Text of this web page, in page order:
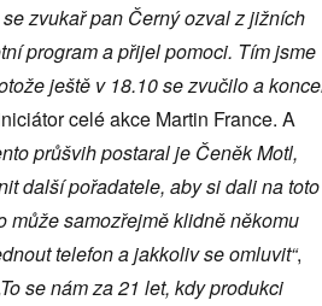
zvukař pan Černý ozval z jižních
program a přijel pomoci. Tím jsme
ještě v 18.10 se zvučilo a
celé akce Martin France. A
průšvih postaral je Čeněk Motl,
další pořadatele, aby si dali na toto
může samozřejmě klidně někomu
telefon a jakkoliv se omluvit“,
se nám za 21 let, kdy produkci